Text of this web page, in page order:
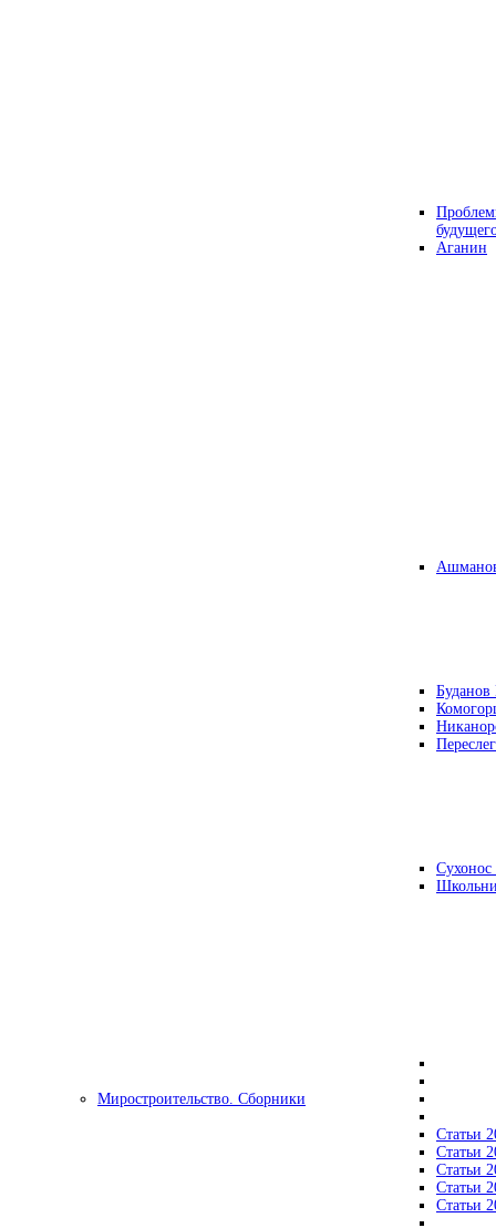
Аганин
Буданов
Миростроительство. Сборники
Статьи
Статьи
Статьи
Статьи
Статьи